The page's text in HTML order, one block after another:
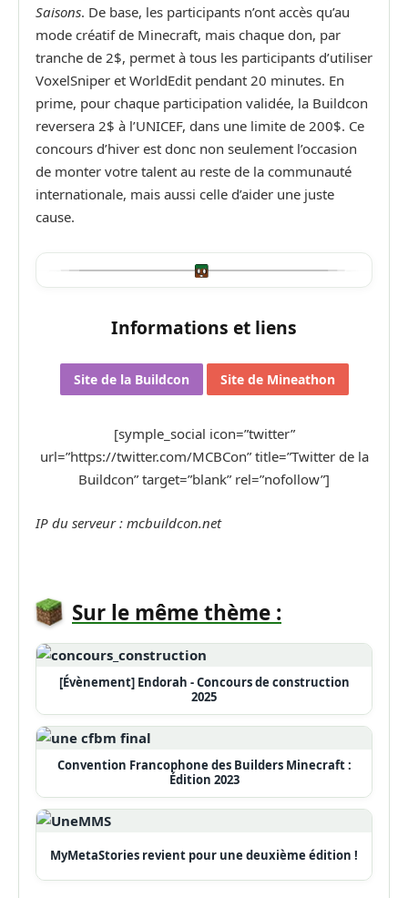
Saisons. De base, les participants n’ont accès qu’au
mode créatif de Minecraft, mais chaque don, par
tranche de 2$, permet à tous les participants d’utiliser
VoxelSniper et WorldEdit pendant 20 minutes. En
prime, pour chaque participation validée, la Buildcon
reversera 2$ à l’UNICEF, dans une limite de 200$. Ce
concours d’hiver est donc non seulement l’occasion
de monter votre talent au reste de la communauté
internationale, mais aussi celle d’aider une juste
cause.
Informations et liens
Site de la Buildcon Site de Mineathon
[symple_social icon=”twitter”
url=”https://twitter.com/MCBCon” title=”Twitter de la
Buildcon” target=”blank” rel=”nofollow”]
IP du serveur : mcbuildcon.net
Sur le même thème :
[Évènement] Endorah - Concours de construction
2025
Convention Francophone des Builders Minecraft :
Édition 2023
MyMetaStories revient pour une deuxième édition !